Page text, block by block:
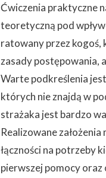
Ćwiczenia praktyczne
teoretyczną pod
ratowany przez kogoś,
zasady postępowania,
Warte podkreślenia
których nie znajdą w
strażaka jest bardzo
Realizowane
łączności na potrzeby
pierwszej pomocy